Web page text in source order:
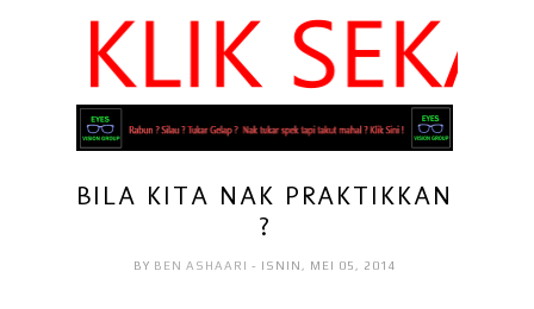
BILA KITA NAK PRAKTIKKAN
?
BY BEN ASHAARI - ISNIN, MEI 05, 2014